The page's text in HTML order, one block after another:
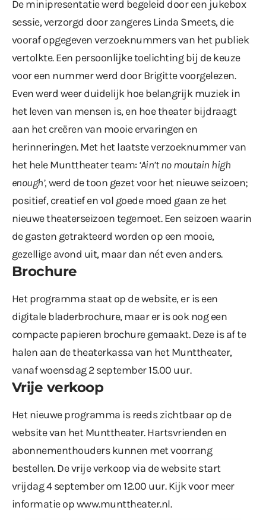
De minipresentatie werd begeleid door een jukebox
sessie, verzorgd door zangeres Linda Smeets, die
vooraf opgegeven verzoeknummers van het publiek
vertolkte. Een persoonlijke toelichting bij de keuze
voor een nummer werd door Brigitte voorgelezen.
Even werd weer duidelijk hoe belangrijk muziek in
het leven van mensen is, en hoe theater bijdraagt
aan het creëren van mooie ervaringen en
herinneringen. Met het laatste verzoeknummer van
het hele Munttheater team: ‘Ain’t no moutain high
enough’,werd de toon gezet voor het nieuwe seizoen;
positief, creatief en vol goede moed gaan ze het
nieuwe theaterseizoen tegemoet. Een seizoen waarin
de gasten getrakteerd worden op een mooie,
gezellige avond uit, maar dan nét even anders.
Brochure
Het programma staat op de website, er is een
digitale bladerbrochure, maar er is ook nog een
compacte papieren brochure gemaakt. Deze is af te
halen aan de theaterkassa van het Munttheater,
vanaf woensdag 2 september 15.00 uur.
Vrije verkoop
Het nieuwe programma is reeds zichtbaar op de
website van het Munttheater. Hartsvrienden en
abonnementhouders kunnen met voorrang
bestellen. De vrije verkoop via de website start
vrijdag 4 september om 12.00 uur. Kijk voor meer
informatie opwww.munttheater.nl.